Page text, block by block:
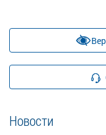
Новости